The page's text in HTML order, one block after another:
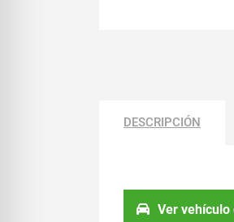
DESCRIPCIÓN
Ver vehículo